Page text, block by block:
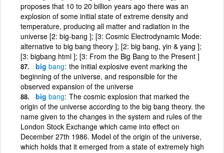
proposes that 10 to 20 billion years ago there was an
explosion of some initial state of extreme density and
temperature, producing all matter and radiation in the
universe [2: big-bang ]; [3: Cosmic Electrodynamic Mode:
alternative to big bang theory ]; [2: big bang, yin & yang ];
[3: bigbang html ]; [3: From the Big Bang to the Present ]
big bang the initial explosive event marking the
beginning of the universe, and responsible for the
observed expansion of the universe
big bang The cosmic explosion that marked the
origin of the universe according to the big bang theory. the
name given to the changes in the system and rules of the
London Stock Exchange which came into effect on
December 27th 1986. Model of the origin of the universe,
which holds that it emerged from a state of extremely high